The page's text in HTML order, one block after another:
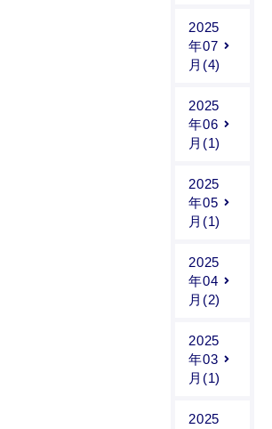
2025
年07
月(4)
2025
年06
月(1)
2025
年05
月(1)
2025
年04
月(2)
2025
年03
月(1)
2025